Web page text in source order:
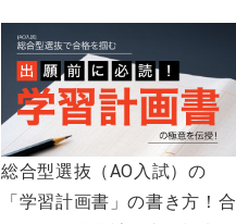
総合型選抜（AO入試）の
「学習計画書」の書き方！合